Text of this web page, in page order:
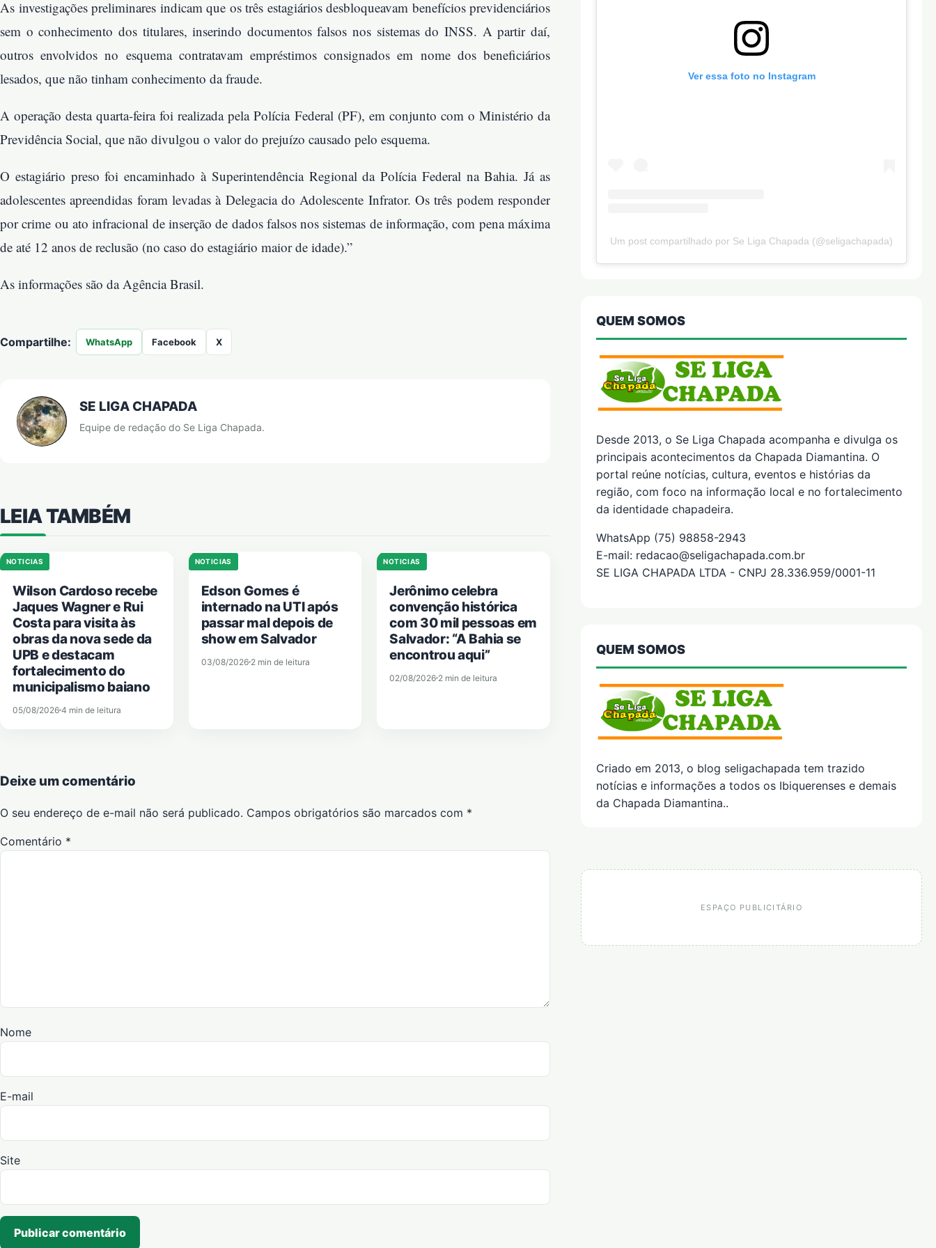
As investigações preliminares indicam que os três estagiários desbloqueavam benefícios previdenciários
sem o conhecimento dos titulares, inserindo documentos falsos nos sistemas do INSS. A partir daí,
outros envolvidos no esquema contratavam empréstimos consignados em nome dos beneficiários
lesados, que não tinham conhecimento da fraude.
A operação desta quarta-feira foi realizada pela Polícia Federal (PF), em conjunto com o Ministério da
Previdência Social, que não divulgou o valor do prejuízo causado pelo esquema.
O estagiário preso foi encaminhado à Superintendência Regional da Polícia Federal na Bahia. Já as
adolescentes apreendidas foram levadas à Delegacia do Adolescente Infrator. Os três podem responder
por crime ou ato infracional de inserção de dados falsos nos sistemas de informação, com pena máxima
de até 12 anos de reclusão (no caso do estagiário maior de idade).”
As informações são da Agência Brasil.
Compartilhe: WhatsApp Facebook X
SE LIGA CHAPADA
Equipe de redação do Se Liga Chapada.
LEIA TAMBÉM
NOTICIAS
Wilson Cardoso recebe
Jaques Wagner e Rui
Costa para visita às
obras da nova sede da
UPB e destacam
fortalecimento do
municipalismo baiano
05/08/2026 4 min de leitura
NOTICIAS
Edson Gomes é
internado na UTI após
passar mal depois de
show em Salvador
03/08/2026 2 min de leitura
NOTICIAS
Jerônimo celebra
convenção histórica
com 30 mil pessoas em
Salvador: “A Bahia se
encontrou aqui”
02/08/2026 2 min de leitura
Deixe um comentário
O seu endereço de e-mail não será publicado. Campos obrigatórios são marcados com *
Comentário *
Nome
E-mail
Site
Ver essa foto no Instagram
Um post compartilhado por Se Liga Chapada (@seligachapada)
QUEM SOMOS
Desde 2013, o Se Liga Chapada acompanha e divulga os
principais acontecimentos da Chapada Diamantina. O
portal reúne notícias, cultura, eventos e histórias da
região, com foco na informação local e no fortalecimento
da identidade chapadeira.
WhatsApp (75) 98858-2943
E-mail: redacao@seligachapada.com.br
SE LIGA CHAPADA LTDA - CNPJ 28.336.959/0001-11
QUEM SOMOS
Criado em 2013, o blog seligachapada tem trazido
notícias e informações a todos os Ibiquerenses e demais
da Chapada Diamantina..
ESPAÇO PUBLICITÁRIO